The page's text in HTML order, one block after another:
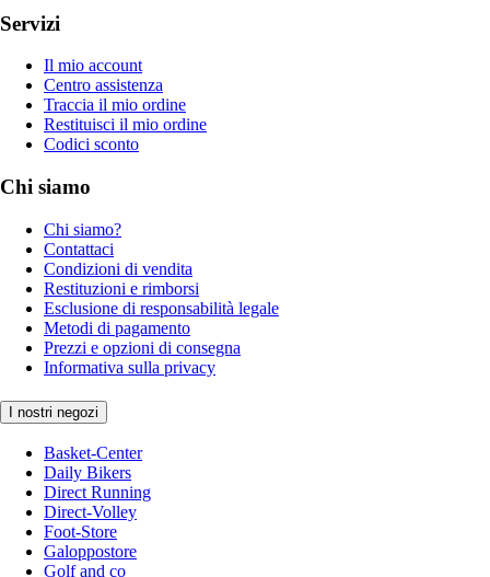
Servizi
Il mio account
Centro assistenza
Traccia il mio ordine
Restituisci il mio ordine
Codici sconto
Chi siamo
Chi siamo?
Contattaci
Condizioni di vendita
Restituzioni e rimborsi
Esclusione di responsabilità legale
Metodi di pagamento
Prezzi e opzioni di consegna
Informativa sulla privacy
I nostri negozi
Basket-Center
Daily Bikers
Direct Running
Direct-Volley
Foot-Store
Galoppostore
Golf and co